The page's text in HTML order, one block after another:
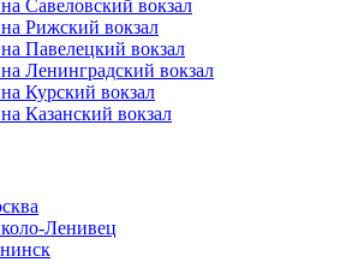
Савеловский вокзал
Рижский вокзал
Павелецкий вокзал
Ленинградский вокзал
Курский вокзал
Казанский вокзал
Ленивец